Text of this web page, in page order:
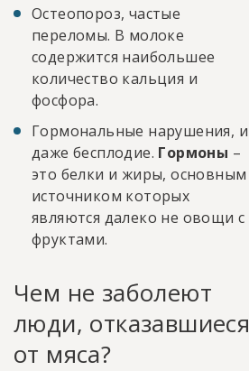
Остеопороз, частые
переломы. В молоке
содержится наибольшее
количество кальция и
фосфора.
Гормональные нарушения, и
даже бесплодие. Гормоны –
это белки и жиры, основным
источником которых
являются далеко не овощи с
фруктами.
Чем не заболеют
люди, отказавшиеся
от мяса?